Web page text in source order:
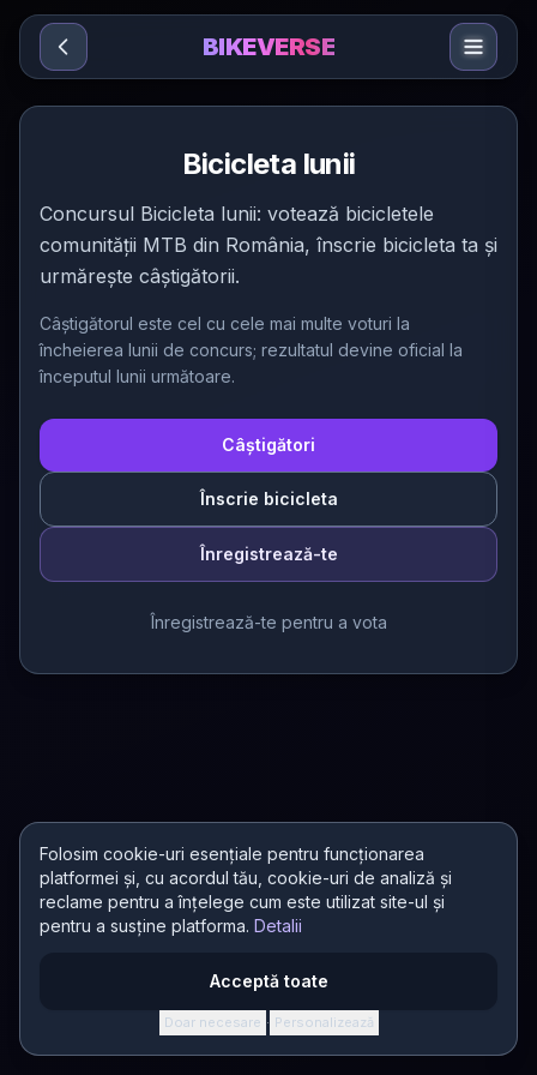
Sari la conținut
Folosim cookie-uri esențiale pentru funcționarea
platformei și, cu acordul tău, cookie-uri de analiză și
reclame pentru a înțelege cum este utilizat site-ul și
pentru a susține platforma. Detalii
Acceptă toate
Doar necesare · Personalizează
BIKEVERSE
Bicicleta lunii
Concursul Bicicleta lunii: votează bicicletele
comunității MTB din România, înscrie bicicleta ta și
urmărește câștigătorii.
Câștigătorul este cel cu cele mai multe voturi la
încheierea lunii de concurs; rezultatul devine oficial la
începutul lunii următoare.
Câștigători
Înscrie bicicleta
Înregistrează-te
Înregistrează-te pentru a vota